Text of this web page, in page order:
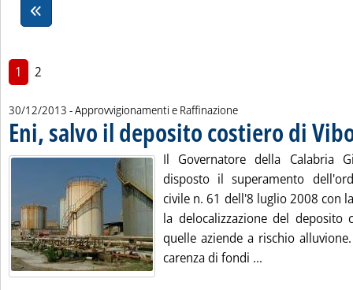
1 2
30/12/2013 - Approvvigionamenti e Raffinazione
Eni, salvo il deposito costiero di
Il Governatore della Calabria
disposto il superamento
civile n. 61 dell'8 luglio 2008 con
la delocalizzazione del
quelle aziende a rischio
carenza di fondi ...